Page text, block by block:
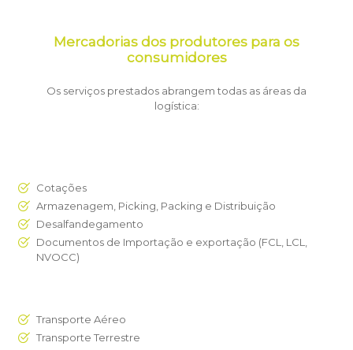
Mercadorias dos produtores para os
consumidores
Os serviços prestados abrangem todas as áreas da
logística:
Cotações
Armazenagem, Picking, Packing e Distribuição
Desalfandegamento
Documentos de Importação e exportação (FCL, LCL,
NVOCC)
Transporte Aéreo
Transporte Terrestre